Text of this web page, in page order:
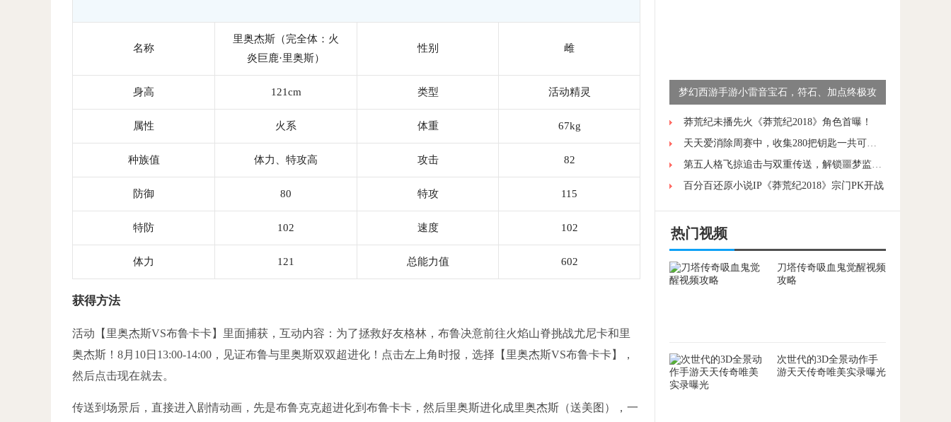
名称
里奥杰斯（完全体：火
炎巨鹿·里奥斯）
性别 雌
身高 121cm 类型 活动精灵
属性 火系 体重 67kg
种族值 体力、特攻高 攻击 82
防御 80 特攻 115
特防 102 速度 102
体力 121 总能力值 602
获得方法
活动【里奥杰斯VS布鲁卡卡】里面捕获，互动内容：为了拯救好友格林，布鲁决意前往火焰山脊挑战尤尼卡和里
奥杰斯！8月10日13:00-14:00，见证布鲁与里奥斯双双超进化！点击左上角时报，选择【里奥杰斯VS布鲁卡卡】，
然后点击现在就去。
传送到场景后，直接进入剧情动画，先是布鲁克克超进化到布鲁卡卡，然后里奥斯进化成里奥杰斯（送美图），一
梦幻西游手游小雷音宝石，符石、加点终极攻
略
莽荒纪未播先火《莽荒纪2018》角色首曝！
天天爱消除周赛中，收集280把钥匙一共可以获得多少积分?
第五人格飞掠追击与双重传送，解锁噩梦监管者的高阶操作技巧
百分百还原小说IP《莽荒纪2018》宗门PK开战
热门视频
刀塔传奇吸血鬼觉醒视频
攻略
次世代的3D全景动作手
游天天传奇唯美实录曝光